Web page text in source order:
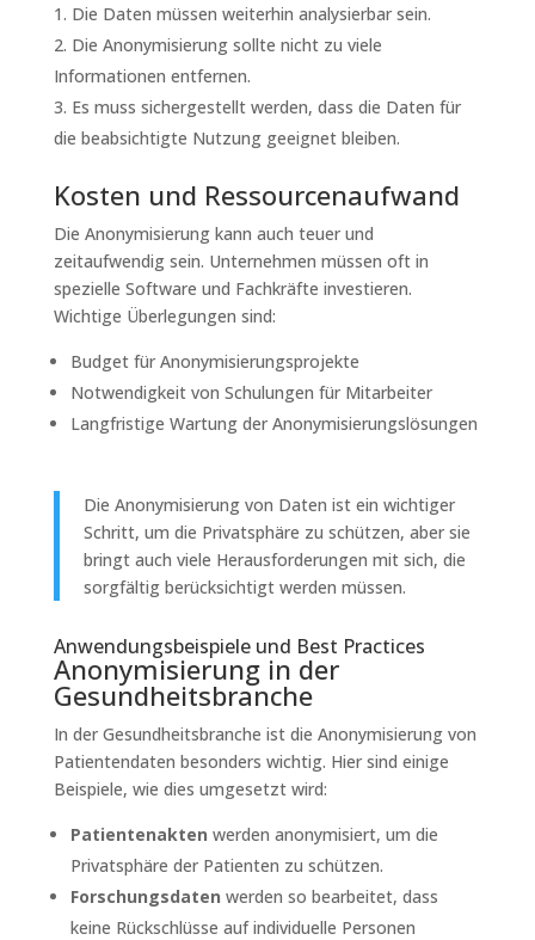
Die Daten müssen weiterhin analysierbar sein.
Die Anonymisierung sollte nicht zu viele
Informationen entfernen.
Es muss sichergestellt werden, dass die Daten für
die beabsichtigte Nutzung geeignet bleiben.
Kosten und Ressourcenaufwand
Die Anonymisierung kann auch teuer und
zeitaufwendig sein. Unternehmen müssen oft in
spezielle Software und Fachkräfte investieren.
Wichtige Überlegungen sind:
Budget für Anonymisierungsprojekte
Notwendigkeit von Schulungen für Mitarbeiter
Langfristige Wartung der Anonymisierungslösungen
Die Anonymisierung von Daten ist ein wichtiger
Schritt, um die Privatsphäre zu schützen, aber sie
bringt auch viele Herausforderungen mit sich, die
sorgfältig berücksichtigt werden müssen.
Anwendungsbeispiele und Best Practices
Anonymisierung in der
Gesundheitsbranche
In der Gesundheitsbranche ist die Anonymisierung von
Patientendaten besonders wichtig. Hier sind einige
Beispiele, wie dies umgesetzt wird:
Patientenakten werden anonymisiert, um die
Privatsphäre der Patienten zu schützen.
Forschungsdaten werden so bearbeitet, dass
keine Rückschlüsse auf individuelle Personen